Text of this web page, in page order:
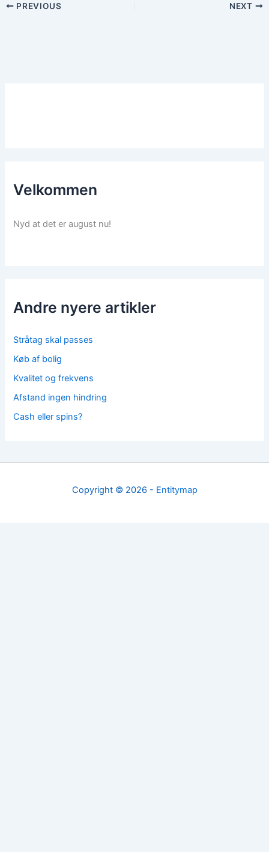
PREVIOUS NEXT
Velkommen
Nyd at det er august nu!
Andre nyere artikler
Stråtag skal passes
Køb af bolig
Kvalitet og frekvens
Afstand ingen hindring
Cash eller spins?
Copyright © 2026 - Entitymap